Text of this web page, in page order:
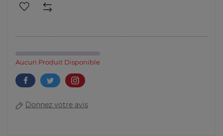
Aucun Produit Disponible
Donnez votre avis